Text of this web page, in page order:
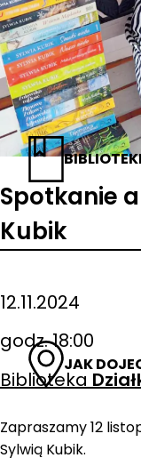
JAK
Spotkanie
Kubik
12.11.2024
godz. 18:00
Biblioteka
Zapraszamy 12
Sylwią Kubik.